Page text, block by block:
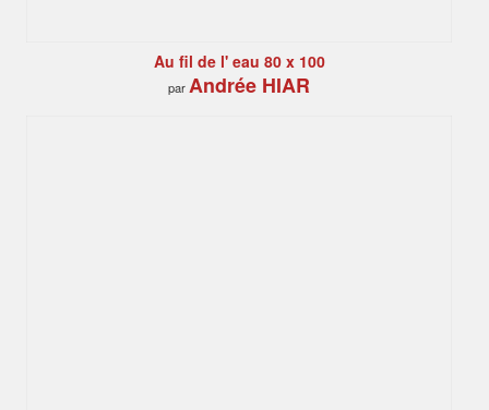
Au fil de l' eau 80 x 100
parAndrée HIAR